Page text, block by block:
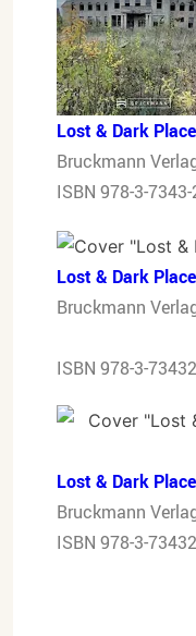
Lost & Dark
Bruckmann
ISBN 978-3-
Lost & Dark
Bruckmann
ISBN 978-3-
Lost & Dark
Bruckmann
ISBN 978-3-